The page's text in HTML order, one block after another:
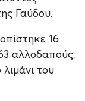
Γαύδου.
16
αλλοδαπούς,
του